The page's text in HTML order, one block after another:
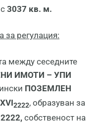
3037 кв. м.
за регулация:
сеседните
ИМОТИ – УПИ
ПОЗЕМЛЕН
XVI2222, образуван за
собственост на